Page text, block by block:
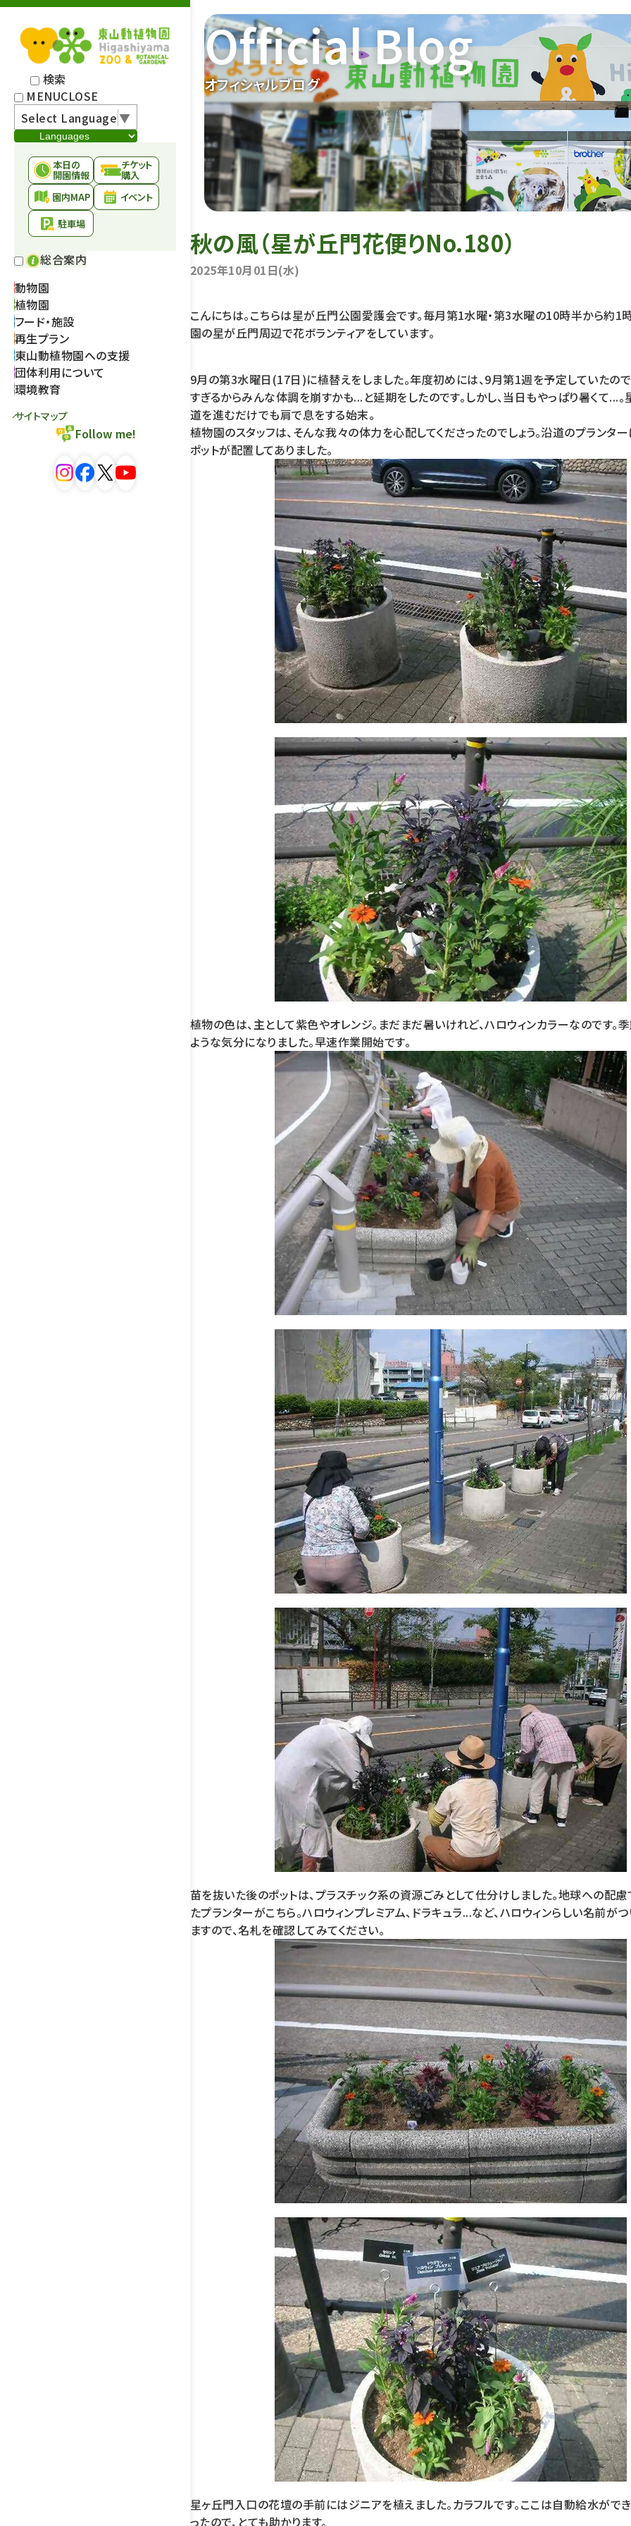
検索
MENUCLOSE
Select Language▼
本日の
開園情報
チケット
購入
園内MAP
イベント
駐車場
総合案内
動物園
植物園
フード・施設
再生プラン
東山動植物園への支援
団体利用について
環境教育
サイトマップ
Follow me!
オフィシャルブログ
Official Blog
秋の風（星が丘門花便りNo.180）
2025年10月01日(水)
こんにちは。こちらは星が丘門公園愛護会です。毎月第1水曜・第3水曜の10時半から約1
園の星が丘門周辺で花ボランティアをしています。
9月の第3水曜日(17日)に植替えをしました。年度初めには、9月第1週を予定していたの
すぎるからみんな体調を崩すかも...と延期をしたのです。しかし、当日もやっぱり暑くて...
道を進むだけでも肩で息をする始末。
植物園のスタッフは、そんな我々の体力を心配してくださったのでしょう。沿道のプランタ
ポットが配置してありました。
植物の色は、主として紫色やオレンジ。まだまだ暑いけれど、ハロウィンカラーなのです。
ような気分になりました。早速作業開始です。
苗を抜いた後のポットは、プラスチック系の資源ごみとして仕分けしました。地球への配慮
たプランターがこちら。ハロウィンプレミアム、ドラキュラ...など、ハロウィンらしい名前が
ますので、名札を確認してみてください。
星ヶ丘門入口の花壇の手前にはジニアを植えました。カラフルです。ここは自動給水がで
ったので、とても助かります。